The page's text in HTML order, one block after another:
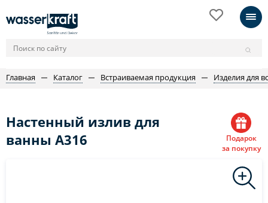
Главная Каталог Встраиваемая продукция Изделия для
Настенный излив для
ванны A316
Подарок
за покупку